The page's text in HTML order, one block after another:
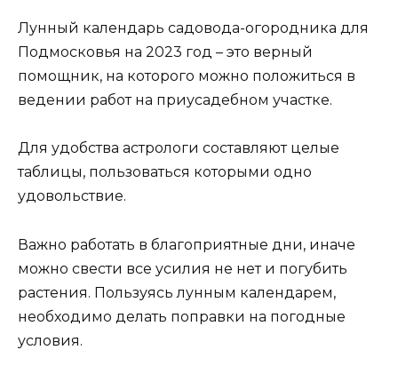
Лунный календарь садовода-огородника для
Подмосковья на 2023 год – это верный
помощник, на которого можно положиться в
ведении работ на приусадебном участке.
Для удобства астрологи составляют целые
таблицы, пользоваться которыми одно
удовольствие.
Важно работать в благоприятные дни, иначе
можно свести все усилия не нет и погубить
растения. Пользуясь лунным календарем,
необходимо делать поправки на погодные
условия.